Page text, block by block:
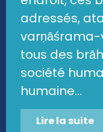
adressés,
varṇāśrama-
tous des
société
humaine...
Lire la suite